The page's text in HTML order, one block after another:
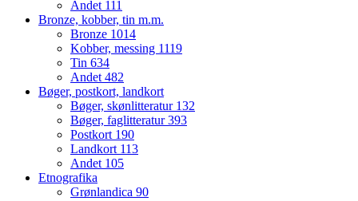
Andet 111
Bronze, kobber, tin m.m.
Bronze 1014
Kobber, messing 1119
Tin 634
Andet 482
Bøger, postkort, landkort
Bøger, skønlitteratur 132
Bøger, faglitteratur393
Postkort 190
Landkort 113
Andet 105
Etnografika
Grønlandica 90